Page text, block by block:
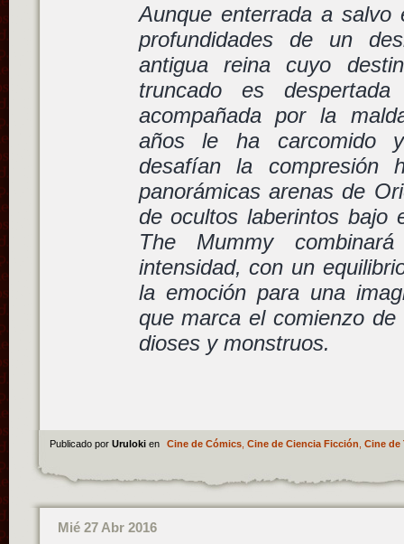
Aunque enterrada a
profundidades de un
antigua reina cuyo
truncado es
acompañada por la
años le ha carcomido
desafían la compresión
panorámicas arenas de
de ocultos laberintos bajo
The Mummy
intensidad, con un
la emoción para una
que marca el comienzo
dioses y monstruos.
Publicado por Uruloki en Cine de Cómics, Cine de Ciencia Ficción Cine de
Mié 27 Abr 2016